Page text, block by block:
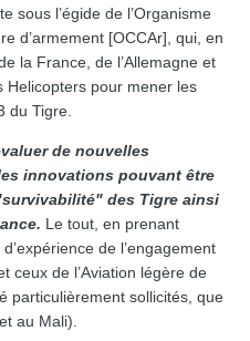
sous l’égide de l’Organisme
d’armement [OCCAr], qui, en
la France, de l’Allemagne et
Helicopters pour mener les
du Tigre.
de nouvelles
innovations pouvant être
des Tigre ainsi
Le tout, en prenant
de l’engagement
ceux de l’Aviation légère de
particulièrement sollicités, que
au Mali).